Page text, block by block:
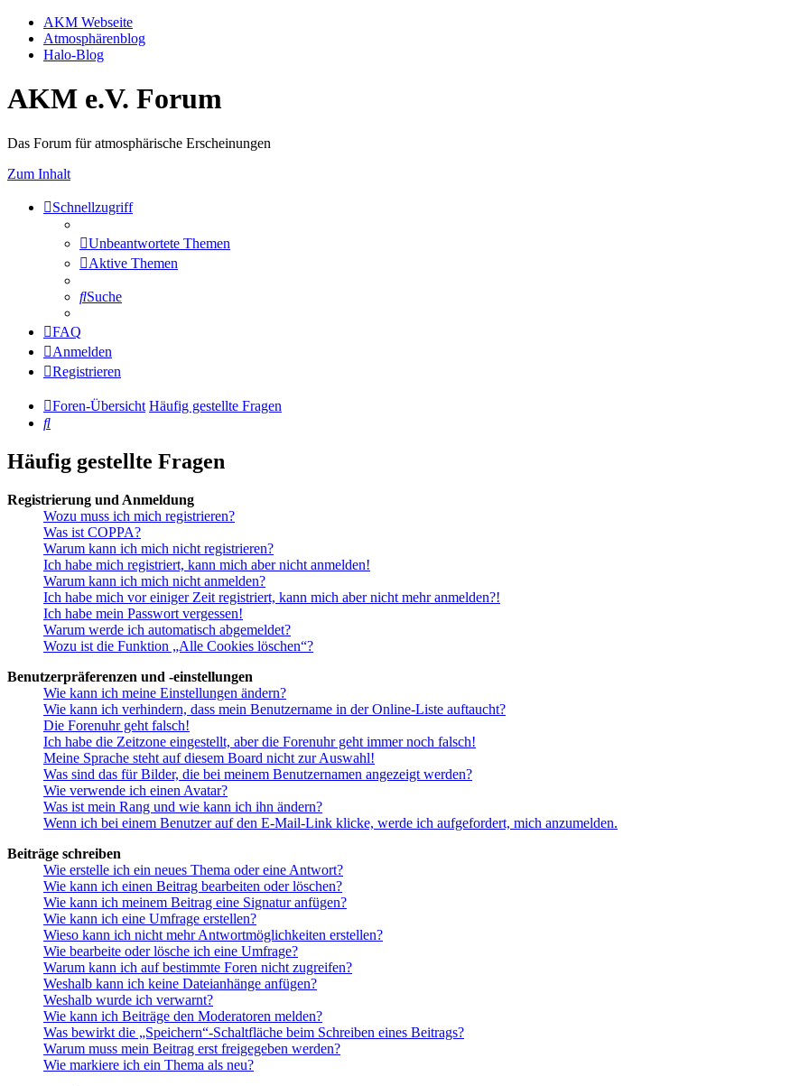
AKM Webseite
Atmosphärenblog
Halo-Blog
AKM e.V. Forum
Das Forum für atmosphärische Erscheinungen
Zum Inhalt
Schnellzugriff
Unbeantwortete Themen
Aktive Themen
Suche
FAQ
Anmelden
Registrieren
Foren-Übersicht Häufig gestellte Fragen
Suche
Häufig gestellte Fragen
Registrierung und Anmeldung
Wozu muss ich mich registrieren?
Was ist COPPA?
Warum kann ich mich nicht registrieren?
Ich habe mich registriert, kann mich aber nicht anmelden!
Warum kann ich mich nicht anmelden?
Ich habe mich vor einiger Zeit registriert, kann mich aber nicht mehr anmelden?!
Ich habe mein Passwort vergessen!
Warum werde ich automatisch abgemeldet?
Wozu ist die Funktion „Alle Cookies löschen“?
Benutzerpräferenzen und -einstellungen
Wie kann ich meine Einstellungen ändern?
Wie kann ich verhindern, dass mein Benutzername in der Online-Liste auftaucht?
Die Forenuhr geht falsch!
Ich habe die Zeitzone eingestellt, aber die Forenuhr geht immer noch falsch!
Meine Sprache steht auf diesem Board nicht zur Auswahl!
Was sind das für Bilder, die bei meinem Benutzernamen angezeigt werden?
Wie verwende ich einen Avatar?
Was ist mein Rang und wie kann ich ihn ändern?
Wenn ich bei einem Benutzer auf den E-Mail-Link klicke, werde ich aufgefordert, mich anzumelden.
Beiträge schreiben
Wie erstelle ich ein neues Thema oder eine Antwort?
Wie kann ich einen Beitrag bearbeiten oder löschen?
Wie kann ich meinem Beitrag eine Signatur anfügen?
Wie kann ich eine Umfrage erstellen?
Wieso kann ich nicht mehr Antwortmöglichkeiten erstellen?
Wie bearbeite oder lösche ich eine Umfrage?
Warum kann ich auf bestimmte Foren nicht zugreifen?
Weshalb kann ich keine Dateianhänge anfügen?
Weshalb wurde ich verwarnt?
Wie kann ich Beiträge den Moderatoren melden?
Was bewirkt die „Speichern“-Schaltfläche beim Schreiben eines Beitrags?
Warum muss mein Beitrag erst freigegeben werden?
Wie markiere ich ein Thema als neu?